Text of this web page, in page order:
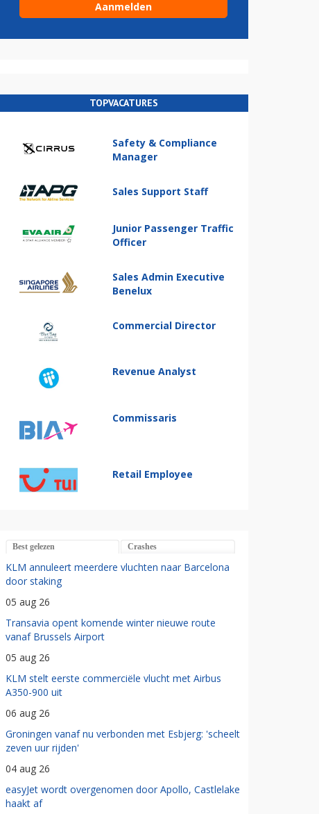
TOPVACATURES
Safety & Compliance
Manager
Sales Support Staff
Junior Passenger Traffic
Officer
Sales Admin Executive
Benelux
Commercial Director
Revenue Analyst
Commissaris
Retail Employee
Best gelezen Crashes
KLM annuleert meerdere vluchten naar Barcelona
door staking
05 aug 26
Transavia opent komende winter nieuwe route
vanaf Brussels Airport
05 aug 26
KLM stelt eerste commerciële vlucht met Airbus
A350-900 uit
06 aug 26
Groningen vanaf nu verbonden met Esbjerg: 'scheelt
zeven uur rijden'
04 aug 26
easyJet wordt overgenomen door Apollo, Castlelake
haakt af